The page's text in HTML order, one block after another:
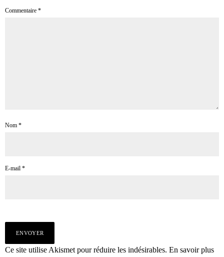
Commentaire *
Nom *
E-mail *
Ce site utilise Akismet pour réduire les indésirables. En savoir plus